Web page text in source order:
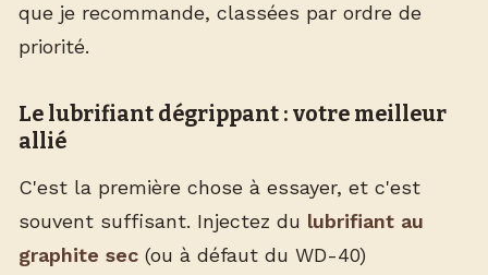
que je recommande, classées par ordre de
priorité.
Le lubrifiant dégrippant : votre meilleur
allié
C'est la première chose à essayer, et c'est
souvent suffisant. Injectez du lubrifiant au
graphite sec (ou à défaut du WD-40)